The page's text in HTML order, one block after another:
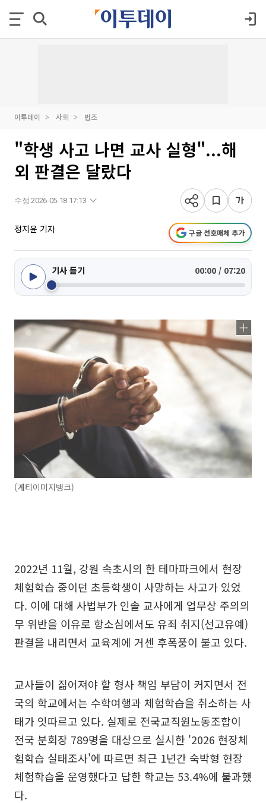
이투데이 사회 법조
"학생 사고 나면 교사 실형"...해
외 판결은 달랐다
수정 2026-05-18 17:13
정지윤 기자 구글 선호매체 추가
기사 듣기 00:00 / 07:20
(게티이미지뱅크)
2022년 11월, 강원 속초시의 한 테마파크에서 현장
체험학습 중이던 초등학생이 사망하는 사고가 있었
다. 이에 대해 사법부가 인솔 교사에게 업무상 주의의
무 위반을 이유로 항소심에서도 유죄 취지(선고유예)
판결을 내리면서 교육계에 거센 후폭풍이 불고 있다.
교사들이 짊어져야 할 형사 책임 부담이 커지면서 전
국의 학교에서는 수학여행과 체험학습을 취소하는 사
태가 잇따르고 있다. 실제로 전국교직원노동조합이
전국 분회장 789명을 대상으로 실시한 '2026 현장체
험학습 실태조사'에 따르면 최근 1년간 숙박형 현장
체험학습을 운영했다고 답한 학교는 53.4%에 불과했
다.